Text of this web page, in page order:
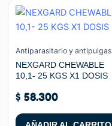
Antiparasitario y antipulgas
NEXGARD CHEWABLE
10,1- 25 KGS X1 DOSIS
$ 58.300